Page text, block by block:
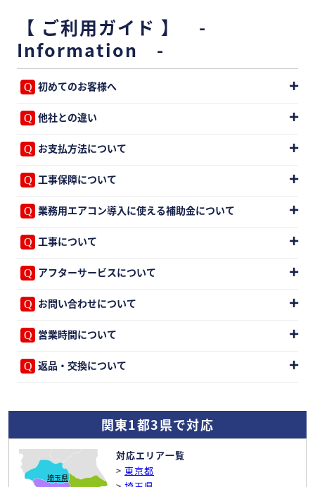
【 ご利用ガイド 】 -
Information -
初めてのお客様へ
他社との違い
お支払方法について
工事保障について
業務用エアコン導入に使える補助金について
工事について
アフターサービスについて
お問い合わせについて
営業時間について
返品・交換について
関東1都3県で対応
埼玉県
対応エリア一覧
> 東京都